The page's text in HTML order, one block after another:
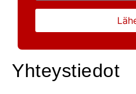
Yhteystiedot